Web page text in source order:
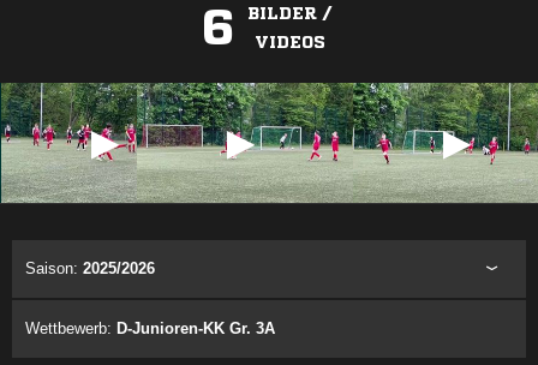
6
BILDER /
VIDEOS
Saison: 2025/2026
Wettbewerb: D-Junioren-KK Gr. 3A